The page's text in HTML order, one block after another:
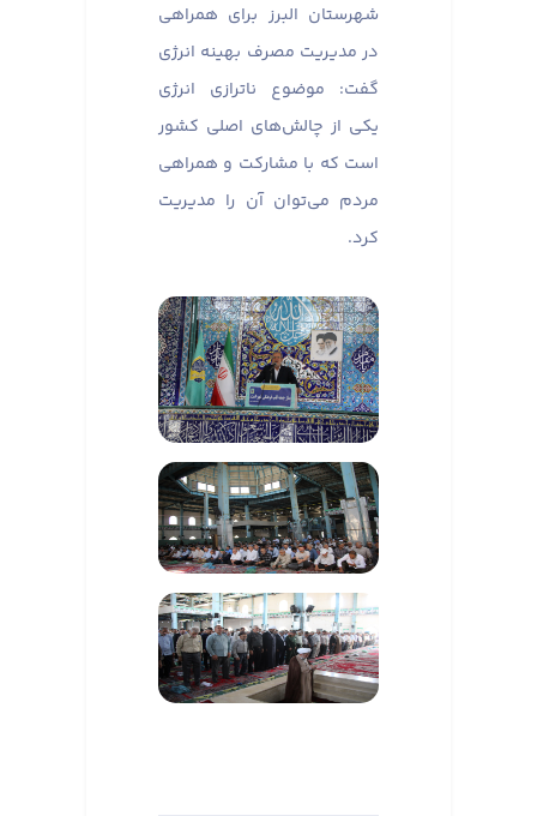
شهرستان البرز برای همراهی
در مدیریت مصرف بهینه انرژی
گفت: موضوع ناترازی انرژی
یکی از چالش‌های اصلی کشور
است که با مشارکت و همراهی
مردم می‌توان آن را مدیریت
کرد.